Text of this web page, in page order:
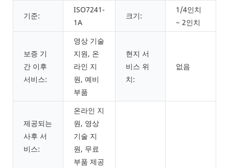
기준:
ISO7241-
1A
크기:
1/4인치
~ 2인치
보증 기
간 이후
서비스:
영상 기술
지원, 온
라인 지
원, 예비
부품
현지 서
비스 위
치:
없음
제공되는
사후 서
비스:
온라인 지
원, 영상
기술 지
원, 무료
부품 제공